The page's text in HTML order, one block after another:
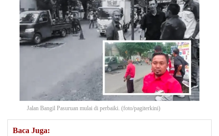
Jalan Bangil Pasuruan mulai di perbaiki. (foto/pagiterkini)
Baca Juga: